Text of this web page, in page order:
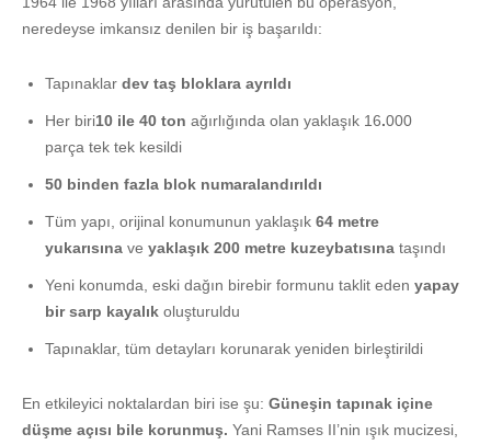
neredeyse imkansız denilen bir iş başarıldı:
Tapınaklar dev taş bloklara ayrıldı
Her biri10 ile 40 ton ağırlığında olan yaklaşık 16.000
parça tek tek kesildi
50 binden fazla blok numaralandırıldı
Tüm yapı, orijinal konumunun yaklaşık 64 metre
yukarısına ve yaklaşık 200 metre kuzeybatısına taşındı
Yeni konumda, eski dağın birebir formunu taklit eden yapay
bir sarp kayalık oluşturuldu
Tapınaklar, tüm detayları korunarak yeniden birleştirildi
En etkileyici noktalardan biri ise şu: Güneşin tapınak içine
düşme açısı bile korunmuş. Yani Ramses II’nin ışık mucizesi,